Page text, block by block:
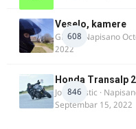
608
Veselo, kamere
GR 46· Napisano
2022
846
Honda Transalp
Jovan Ristic ·
Septembar 15, 2022